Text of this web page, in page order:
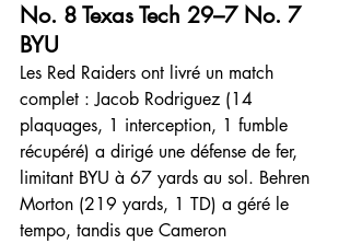
No. 8 Texas Tech 29–7 No. 7
BYU
Les Red Raiders ont livré un match
complet : Jacob Rodriguez (14
plaquages, 1 interception, 1 fumble
récupéré) a dirigé une défense de fer,
limitant BYU à 67 yards au sol. Behren
Morton (219 yards, 1 TD) a géré le
tempo, tandis que Cameron